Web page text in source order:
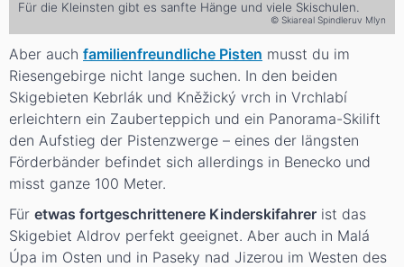
Für die Kleinsten gibt es sanfte Hänge und viele Skischulen.
© Skiareal Spindleruv Mlyn
Aber auch familienfreundliche Pisten musst du im
Riesengebirge nicht lange suchen. In den beiden
Skigebieten Kebrlák und Kněžický vrch in Vrchlabí
erleichtern ein Zauberteppich und ein Panorama-Skilift
den Aufstieg der Pistenzwerge – eines der längsten
Förderbänder befindet sich allerdings in Benecko und
misst ganze 100 Meter.
Für etwas fortgeschrittenere Kinderskifahrer ist das
Skigebiet Aldrov perfekt geeignet. Aber auch in Malá
Úpa im Osten und in Paseky nad Jizerou im Westen des